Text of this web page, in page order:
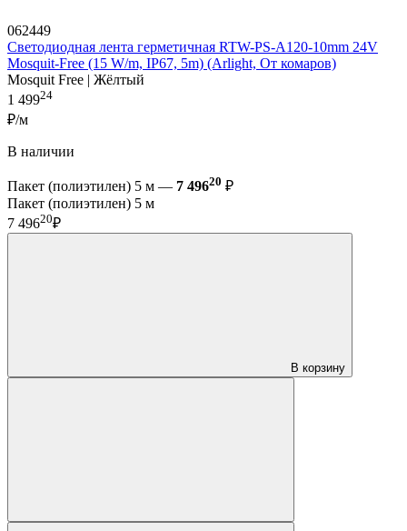
062449
Светодиодная лента герметичная RTW-PS-A120-10mm 24V
Mosquit-Free (15 W/m, IP67, 5m) (Arlight, От комаров)
Mosquit Free | Жёлтый
1 49924
₽/м
В наличии
Пакет (полиэтилен) 5 м — 7 49620 ₽
Пакет (полиэтилен) 5 м
7 49620₽
В корзину